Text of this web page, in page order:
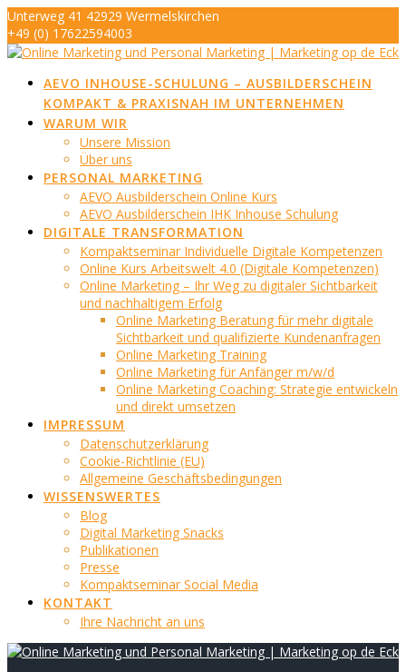
Skip
to
content
Unterweg 41 42929 Wermelskirchen
+49 (0) 17622594003
info@marketing-op-de-eck.de
AEVO INHOUSE-SCHULUNG – AUSBILDERSCHEIN
KOMPAKT & PRAXISNAH IM UNTERNEHMEN
WARUM WIR
Unsere Mission
Über uns
PERSONAL MARKETING
AEVO Ausbilderschein Online Kurs
AEVO Ausbilderschein IHK Inhouse Schulung
DIGITALE TRANSFORMATION
Kompaktseminar Individuelle Digitale Kompetenzen
Online Kurs Arbeitswelt 4.0 (Digitale Kompetenzen)
Online Marketing – Ihr Weg zu digitaler Sichtbarkeit
und nachhaltigem Erfolg
Online Marketing Beratung für mehr digitale
Sichtbarkeit und qualifizierte Kundenanfragen
Online Marketing Training
Online Marketing für Anfänger m/w/d
Online Marketing Coaching: Strategie entwickeln
und direkt umsetzen
IMPRESSUM
Datenschutzerklärung
Cookie-Richtlinie (EU)
Allgemeine Geschäftsbedingungen
WISSENSWERTES
Blog
Digital Marketing Snacks
Publikationen
Presse
Kompaktseminar Social Media
KONTAKT
Ihre Nachricht an uns